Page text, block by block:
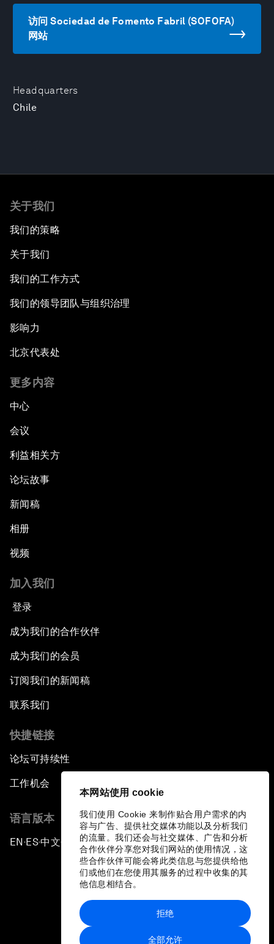
本网站使用 cookie
我们使用 Cookie 来制作贴合用户需求的内
容与广告、提供社交媒体功能以及分析我们
的流量。我们还会与社交媒体、广告和分析
合作伙伴分享您对我们网站的使用情况，这
些合作伙伴可能会将此类信息与您提供给他
们或他们在您使用其服务的过程中收集的其
他信息相结合。
全部允许
拒绝
Headquarters
Chile
访问 Sociedad de Fomento Fabril (SOFOFA)
网站
关于我们
我们的策略
关于我们
我们的工作方式
我们的领导团队与组织治理
影响力
北京代表处
更多内容
中心
会议
利益相关方
论坛故事
新闻稿
相册
视频
加入我们
登录
成为我们的合作伙伴
成为我们的会员
订阅我们的新闻稿
联系我们
快捷链接
论坛可持续性
工作机会
语言版本
EN ▪ES▪中文▪ 日本語